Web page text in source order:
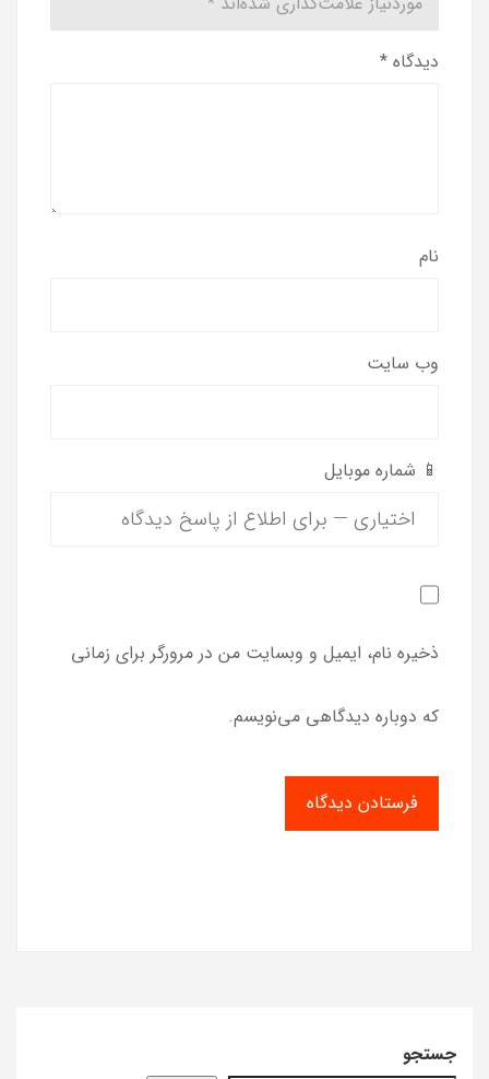
دیدگاه *
نام
وب‌ سایت
📱 شماره موبایل
ذخیره نام، ایمیل و وبسایت من در مرورگر برای زمانی
که دوباره دیدگاهی می‌نویسم.
جستجو